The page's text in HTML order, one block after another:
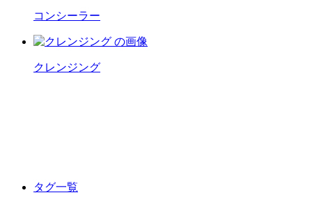
コンシーラー
クレンジング
タグ一覧